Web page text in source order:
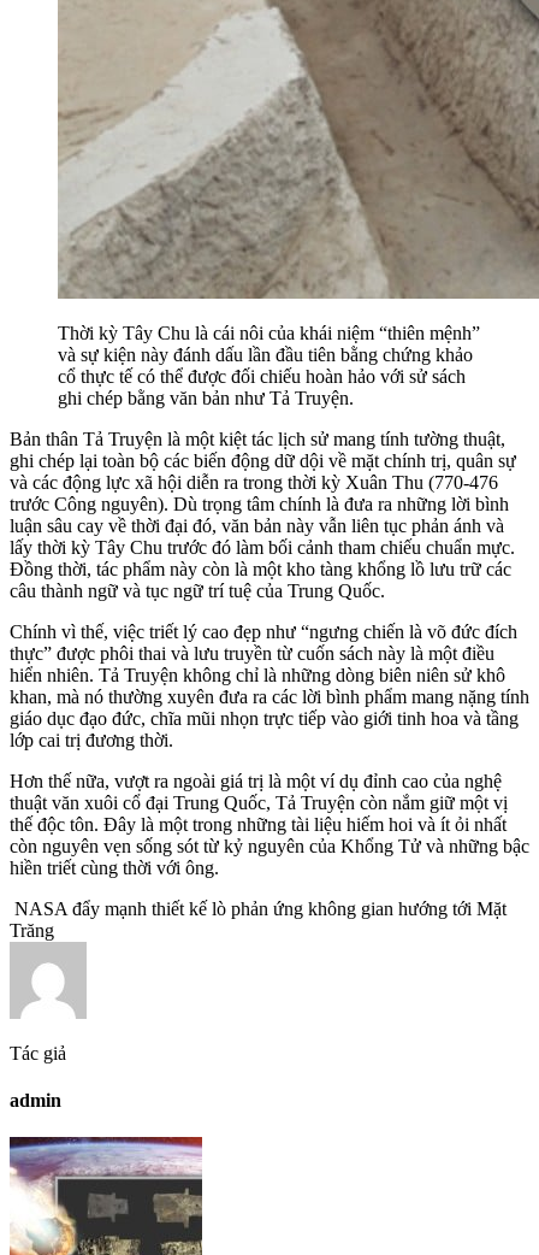
Thời kỳ Tây Chu là cái nôi của khái niệm “thiên mệnh”
và sự kiện này đánh dấu lần đầu tiên bằng chứng khảo
cổ thực tế có thể được đối chiếu hoàn hảo với sử sách
ghi chép bằng văn bản như Tả Truyện.
Bản thân Tả Truyện là một kiệt tác lịch sử mang tính tường thuật,
ghi chép lại toàn bộ các biến động dữ dội về mặt chính trị, quân sự
và các động lực xã hội diễn ra trong thời kỳ Xuân Thu (770-476
trước Công nguyên). Dù trọng tâm chính là đưa ra những lời bình
luận sâu cay về thời đại đó, văn bản này vẫn liên tục phản ánh và
lấy thời kỳ Tây Chu trước đó làm bối cảnh tham chiếu chuẩn mực.
Đồng thời, tác phẩm này còn là một kho tàng khổng lồ lưu trữ các
câu thành ngữ và tục ngữ trí tuệ của Trung Quốc.
Chính vì thế, việc triết lý cao đẹp như “ngưng chiến là võ đức đích
thực” được phôi thai và lưu truyền từ cuốn sách này là một điều
hiển nhiên. Tả Truyện không chỉ là những dòng biên niên sử khô
khan, mà nó thường xuyên đưa ra các lời bình phẩm mang nặng tính
giáo dục đạo đức, chĩa mũi nhọn trực tiếp vào giới tinh hoa và tầng
lớp cai trị đương thời.
Hơn thế nữa, vượt ra ngoài giá trị là một ví dụ đỉnh cao của nghệ
thuật văn xuôi cổ đại Trung Quốc, Tả Truyện còn nắm giữ một vị
thế độc tôn. Đây là một trong những tài liệu hiếm hoi và ít ỏi nhất
còn nguyên vẹn sống sót từ kỷ nguyên của Khổng Tử và những bậc
hiền triết cùng thời với ông.
NASA đẩy mạnh thiết kế lò phản ứng không gian hướng tới Mặt
Trăng
Tác giả
admin